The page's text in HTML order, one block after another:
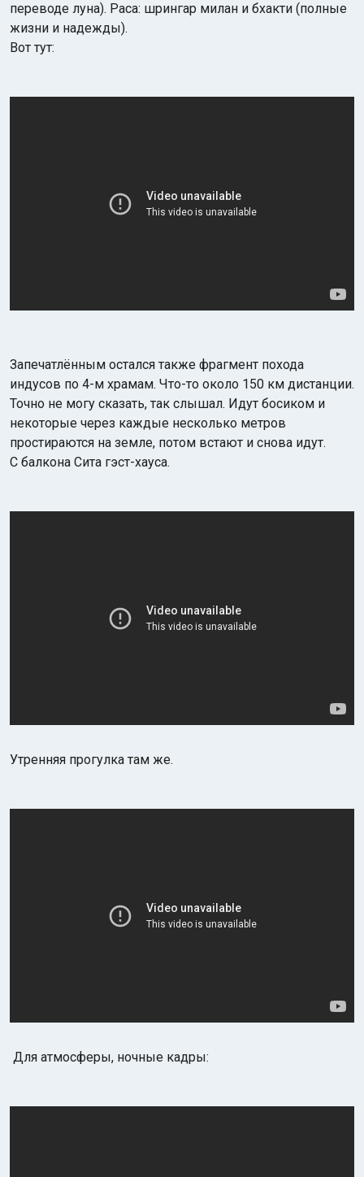
переводе луна). Раса: шрингар милан и бхакти (полные
жизни и надежды).
Вот тут:
Запечатлённым остался также фрагмент похода
индусов по 4-м храмам. Что-то около 150 км дистанции.
Точно не могу сказать, так слышал. Идут босиком и
некоторые через каждые несколько метров
простираются на земле, потом встают и снова идут.
С балкона Сита гэст-хауса.
Утренняя прогулка там же.
Для атмосферы, ночные кадры: